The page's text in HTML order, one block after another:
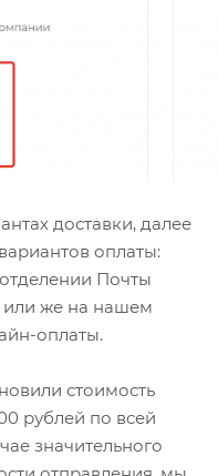
доставки, далее
оплаты:
Почты
или же на нашем
оплаты.
стоимость
рублей по всей
значительного